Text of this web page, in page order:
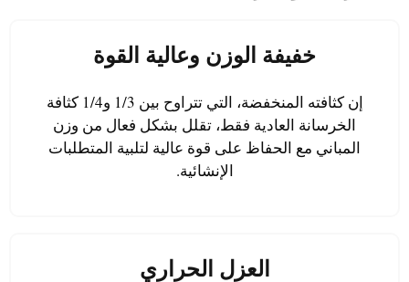
خفيفة الوزن وعالية القوة
إن كثافته المنخفضة، التي تتراوح بين 1/3 و1/4 كثافة
الخرسانة العادية فقط، تقلل بشكل فعال من وزن
المباني مع الحفاظ على قوة عالية لتلبية المتطلبات
الإنشائية.
العزل الحراري